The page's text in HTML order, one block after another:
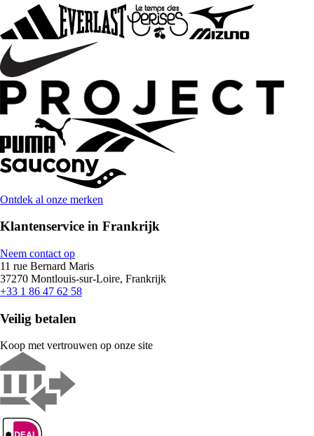
Ontdek al onze merken
Klantenservice in Frankrijk
Neem contact op
11 rue Bernard Maris
37270 Montlouis-sur-Loire, Frankrijk
+33 1 86 47 62 58
Veilig betalen
Koop met vertrouwen op onze site